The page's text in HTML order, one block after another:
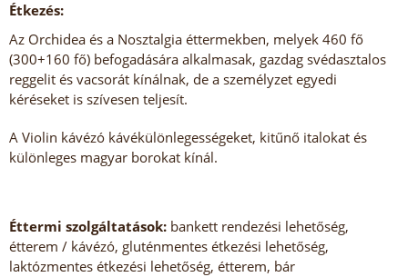
Étkezés:
Az Orchidea és a Nosztalgia éttermekben, melyek 460 fő
(300+160 fő) befogadására alkalmasak, gazdag svédasztalos
reggelit és vacsorát kínálnak, de a személyzet egyedi
kéréseket is szívesen teljesít.
A Violin kávézó kávékülönlegességeket, kitűnő italokat és
különleges magyar borokat kínál.
Éttermi szolgáltatások: bankett rendezési lehetőség,
étterem / kávézó, gluténmentes étkezési lehetőség,
laktózmentes étkezési lehetőség, étterem, bár